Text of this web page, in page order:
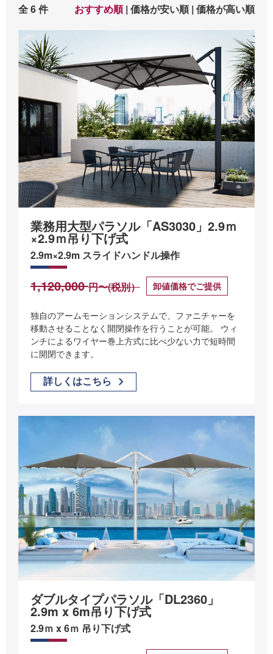
全 6 件 おすすめ順| 価格が安い順| 価格が高い順
業務用大型パラソル「AS3030」2.9ｍ
×2.9ｍ吊り下げ式
2.9m×2.9m スライドハンドル操作
1,120,000円〜(税別） 卸値価格でご提供
独自のアームモーションシステムで、ファニチャーを
移動させることなく開閉操作を行うことが可能。 ウィ
ンチによるワイヤー巻上方式に比べ少ない力で短時間
に開閉できます。
詳しくはこちら
ダブルタイプパラソル「DL2360」
2.9m x 6m吊り下げ式
2.9ｍ x 6ｍ 吊り下げ式